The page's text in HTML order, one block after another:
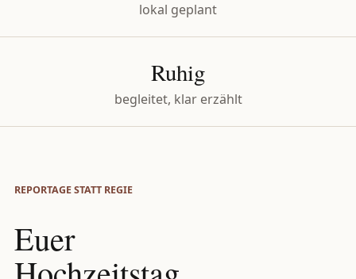
lokal geplant
Ruhig
begleitet, klar erzählt
REPORTAGE STATT REGIE
Euer